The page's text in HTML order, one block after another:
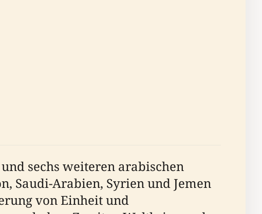
sechs weiteren arabischen
Saudi-Arabien, Syrien und Jemen
von Einheit und